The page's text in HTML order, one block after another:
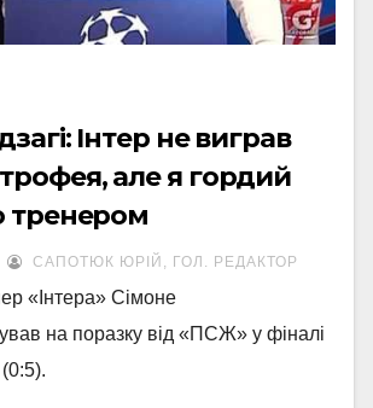
Інтер не виграв
але я гордий
тренером
САПОТЮК ЮРІЙ, ГОЛ. РЕДАКТОР
«Інтера» Сімоне
на поразку від «ПСЖ» у фіналі
(0:5).